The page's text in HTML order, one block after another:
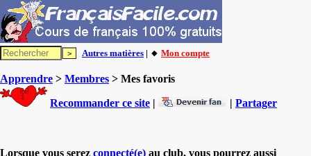
Autres matières | 🔸 Mon compte
Apprendre > Membres > Mes favoris
Recommander ce site | | Partager
Lorsque vous serez connecté(e) au club, vous pourrez aussi